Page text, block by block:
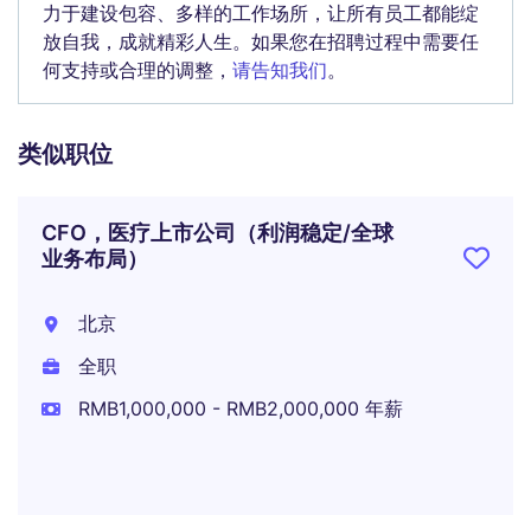
力于建设包容、多样的工作场所，让所有员工都能绽
放自我，成就精彩人生。如果您在招聘过程中需要任
何支持或合理的调整， 请告知我们。
类似职位
CFO，医疗上市公司（利润稳定/全球
业务布局）
北京
全职
RMB1,000,000 - RMB2,000,000 年薪